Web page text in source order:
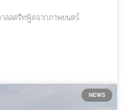
สตรีทฟู้ดจากภาพยนตร์
NEWS